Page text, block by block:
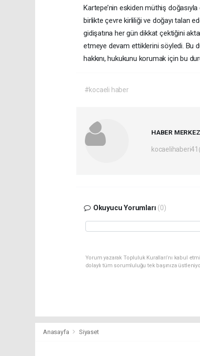
Kartepe’nin eskiden müthiş
birlikte çevre kirliliği ve doğayı talan
gidişatına her gün dikkat çektiğini
etmeye devam ettiklerini söyledi. Bu
hakkını, hukukunu korumak için bu
#kocaeli haber
HABER
Okuyucu Yorumları (0)
Yorum yazarak Topluluk Kuralları’nı kabul
dolaylı tüm sorumluluğu tek başınıza
Anasayfa Siyaset